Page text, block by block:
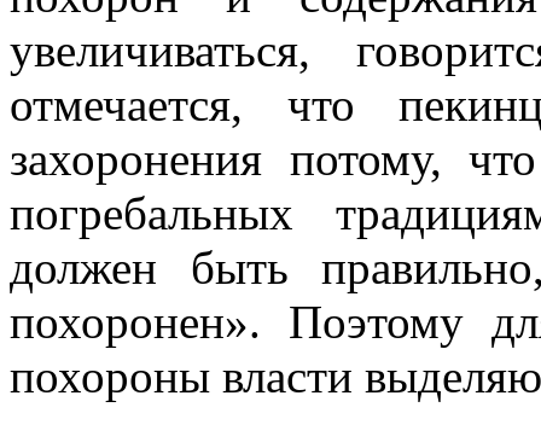
увеличиваться,
отмечается, что
захоронения потому,
погребальных
должен быть
похоронен». Поэтому
похороны власти